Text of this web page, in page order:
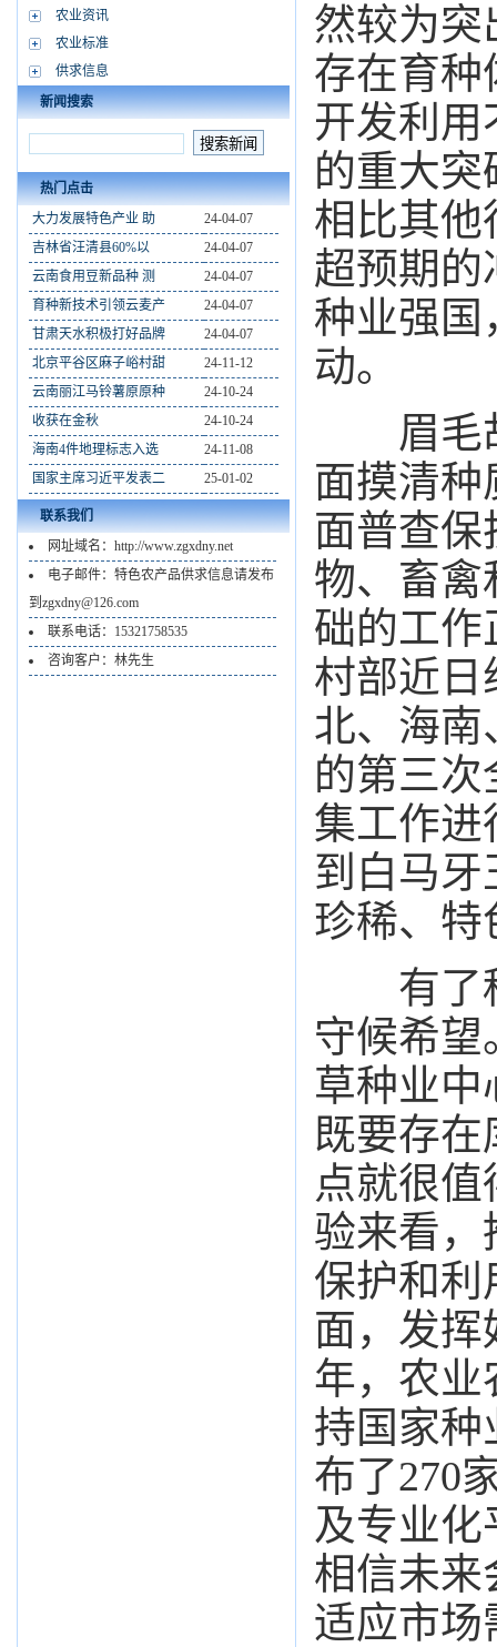
农业资讯
农业标准
供求信息
新闻搜索
热门点击
大力发展特色产业 助
24-04-07
吉林省汪清县60%以
24-04-07
云南食用豆新品种 测
24-04-07
育种新技术引领云麦产
24-04-07
甘肃天水积极打好品牌
24-04-07
北京平谷区麻子峪村甜
24-11-12
云南丽江马铃薯原原种
24-10-24
收获在金秋
24-10-24
海南4件地理标志入选
24-11-08
国家主席习近平发表二
25-01-02
联系我们
网址域名：http://www.zgxdny.net
电子邮件：特色农产品供求信息请发布
到zgxdny@126.com
联系电话：15321758535
咨询客户：林先生
然较为突
存在育种
开发利用
的重大
相比其他
超预期的
种业强国
动。
眉毛胡
面摸清种
面普查保
物、畜禽
础的工作
村部近日
北、海南
的第三
集工作进
到白马牙
珍稀、特
有了种
守候希望
草种业中
既要存在
点就很
验来看，
保护和利
面，发挥
年，农业
持国家种
布了270
及专业
相信未来
适应市场